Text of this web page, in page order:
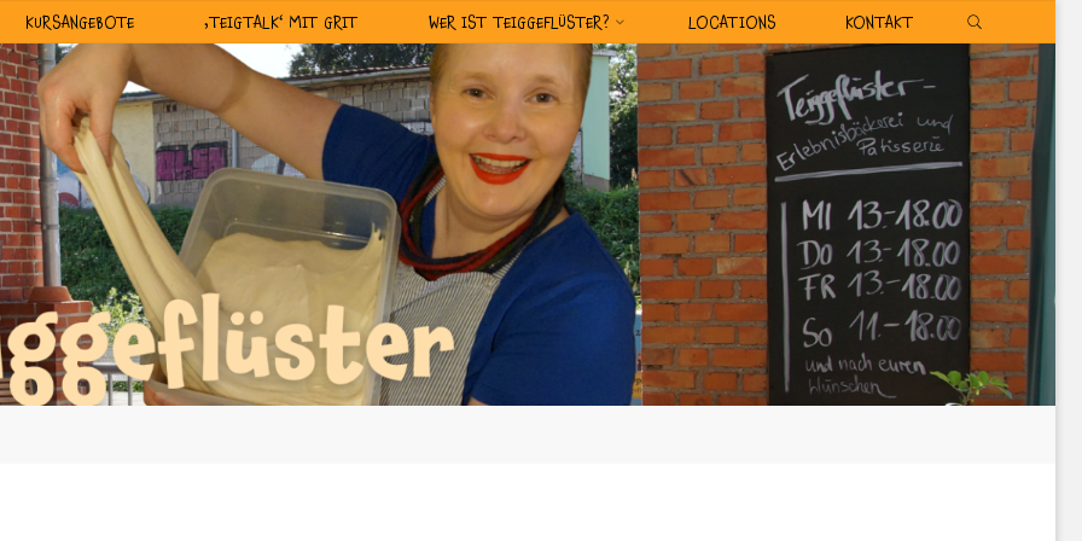
KURSANGEBOTE ‚TEIGTALK‘ MIT GRIT WER IST TEIGGEFLÜSTER? LOCATIONS KONTAKT